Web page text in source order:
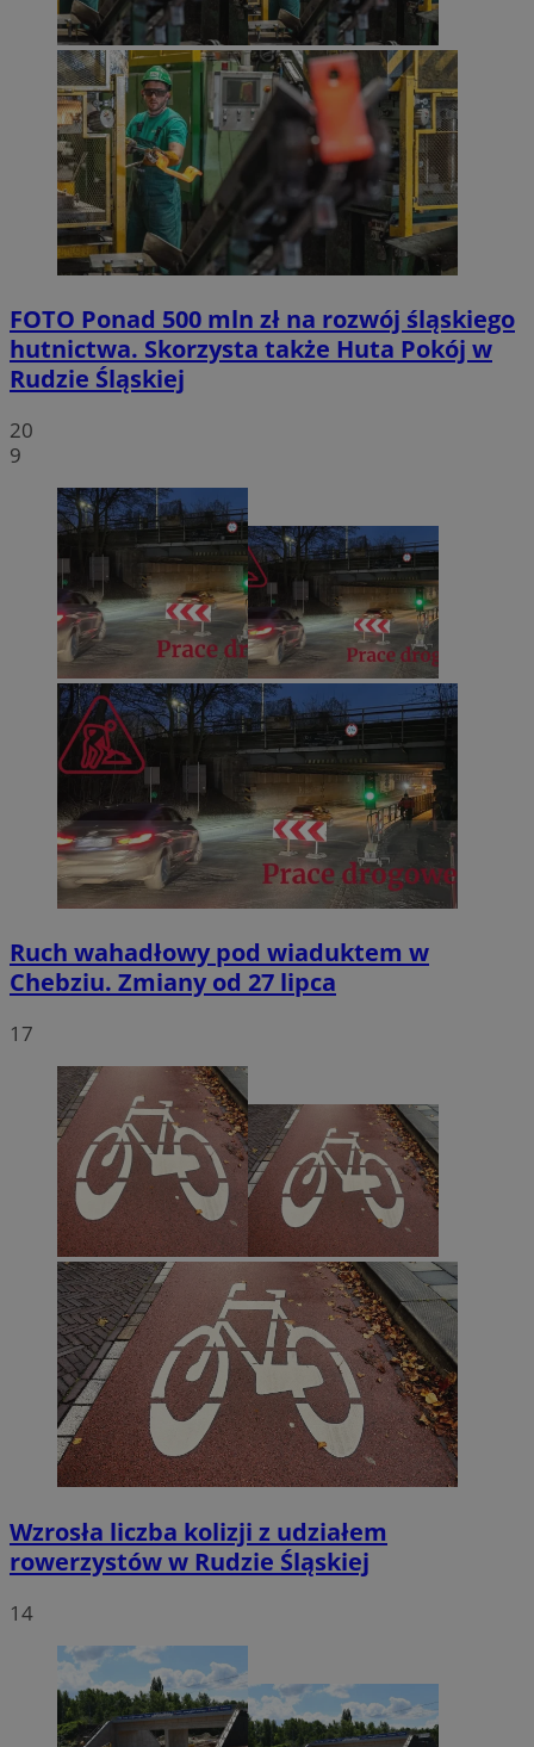
FOTO Ponad 500 mln zł na rozwój śląskiego
hutnictwa. Skorzysta także Huta Pokój w
Rudzie Śląskiej
20
9
Ruch wahadłowy pod wiaduktem w
Chebziu. Zmiany od 27 lipca
17
Wzrosła liczba kolizji z udziałem
rowerzystów w Rudzie Śląskiej
14